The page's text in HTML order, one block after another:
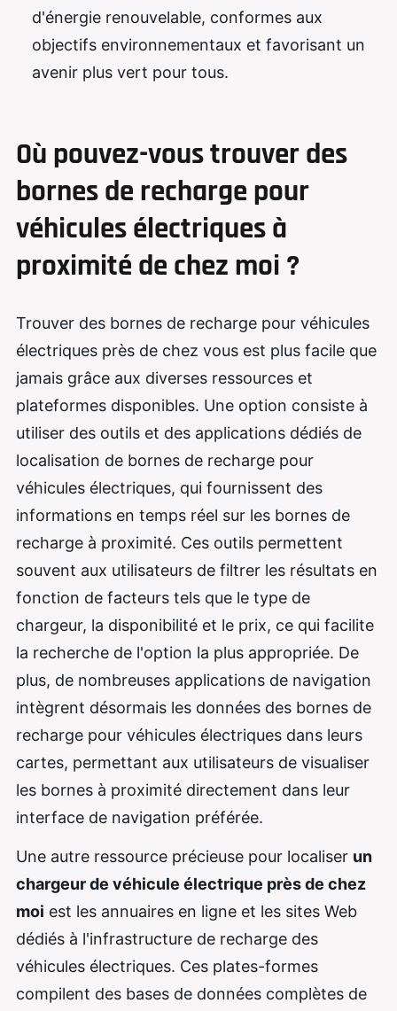
d'énergie renouvelable, conformes aux
objectifs environnementaux et favorisant un
avenir plus vert pour tous.
Où pouvez-vous trouver des
bornes de recharge pour
véhicules électriques à
proximité de chez moi ?
Trouver des bornes de recharge pour véhicules
électriques près de chez vous est plus facile que
jamais grâce aux diverses ressources et
plateformes disponibles. Une option consiste à
utiliser des outils et des applications dédiés de
localisation de bornes de recharge pour
véhicules électriques, qui fournissent des
informations en temps réel sur les bornes de
recharge à proximité. Ces outils permettent
souvent aux utilisateurs de filtrer les résultats en
fonction de facteurs tels que le type de
chargeur, la disponibilité et le prix, ce qui facilite
la recherche de l'option la plus appropriée. De
plus, de nombreuses applications de navigation
intègrent désormais les données des bornes de
recharge pour véhicules électriques dans leurs
cartes, permettant aux utilisateurs de visualiser
les bornes à proximité directement dans leur
interface de navigation préférée.
Une autre ressource précieuse pour localiser un
chargeur de véhicule électrique près de chez
moi est les annuaires en ligne et les sites Web
dédiés à l'infrastructure de recharge des
véhicules électriques. Ces plates-formes
compilent des bases de données complètes de